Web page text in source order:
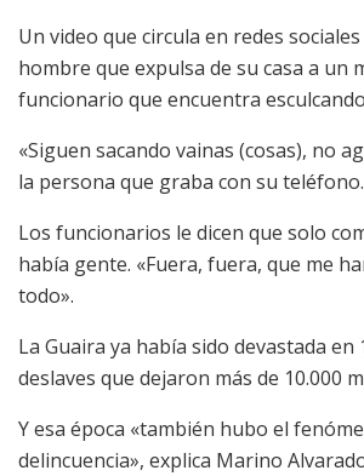
Un video que circula en redes
hombre que expulsa de su casa a un
funcionario que encuentra
«Siguen sacando vainas (cosas), no
la persona que graba con su teléfono.
Los funcionarios le dicen que solo
había gente. «Fuera, fuera, que me
todo».
La Guaira ya había sido devastada
deslaves que dejaron más de 10.000
Y esa época «también hubo el
delincuencia», explica Marino